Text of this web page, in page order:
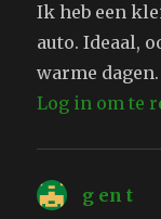
Ik heb een
auto. Ideaal,
warme
Log in om te
g en t